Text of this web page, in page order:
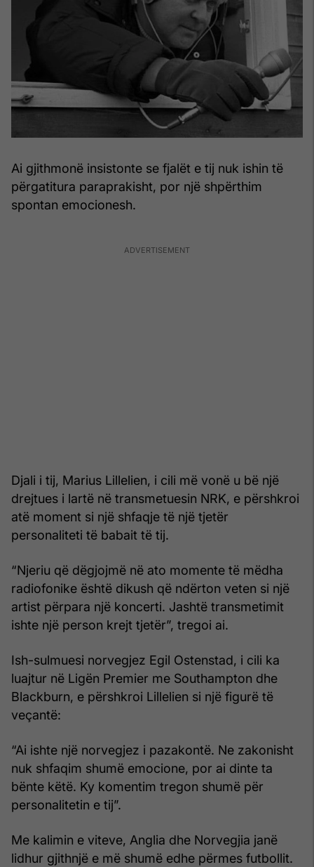
Ai gjithmonë insistonte se fjalët e tij nuk ishin të
përgatitura paraprakisht, por një shpërthim
spontan emocionesh.
Djali i tij, Marius Lillelien, i cili më vonë u bë një
drejtues i lartë në transmetuesin NRK, e përshkroi
atë moment si një shfaqje të një tjetër
personaliteti të babait të tij.
“Njeriu që dëgjojmë në ato momente të mëdha
radiofonike është dikush që ndërton veten si një
artist përpara një koncerti. Jashtë transmetimit
ishte një person krejt tjetër”, tregoi ai.
Ish-sulmuesi norvegjez Egil Ostenstad, i cili ka
luajtur në Ligën Premier me Southampton dhe
Blackburn, e përshkroi Lillelien si një figurë të
veçantë:
“Ai ishte një norvegjez i pazakontë. Ne zakonisht
nuk shfaqim shumë emocione, por ai dinte ta
bënte këtë. Ky komentim tregon shumë për
personalitetin e tij”.
Me kalimin e viteve, Anglia dhe Norvegjia janë
lidhur gjithnjë e më shumë edhe përmes futbollit.